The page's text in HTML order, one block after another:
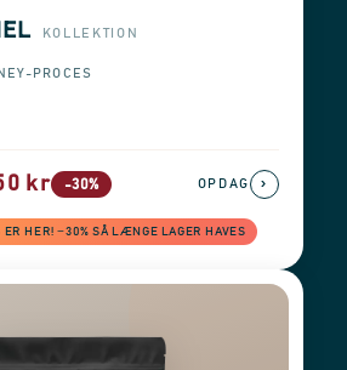
KOLLEKTION
PROCES
kr -30%
ER HER! −30% SÅ LÆNGE LAGER HAVES
OPDAG ›